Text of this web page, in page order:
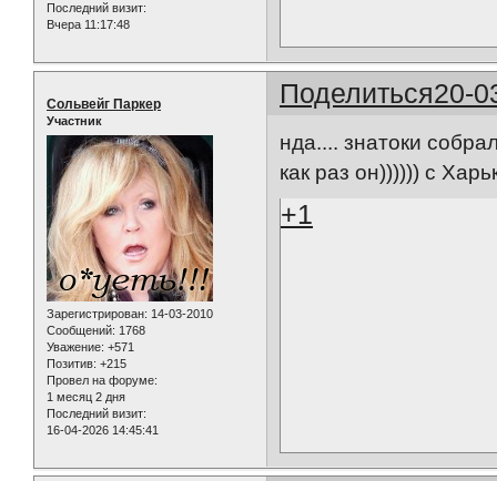
Последний визит:
Вчера 11:17:48
Поделиться20-
Сольвейг Паркер
Участник
Зарегистрирован: 14-03-2010
Сообщений: 1768
Уважение: +571
Позитив: +215
Провел на форуме:
1 месяц 2 дня
Последний визит:
16-04-2026 14:45:41
нда.... знатоки
как раз он)))))) с
+1